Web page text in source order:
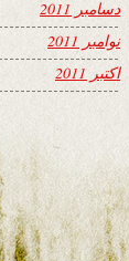
دسامبر 2011
نوامبر 2011
اکتبر 2011